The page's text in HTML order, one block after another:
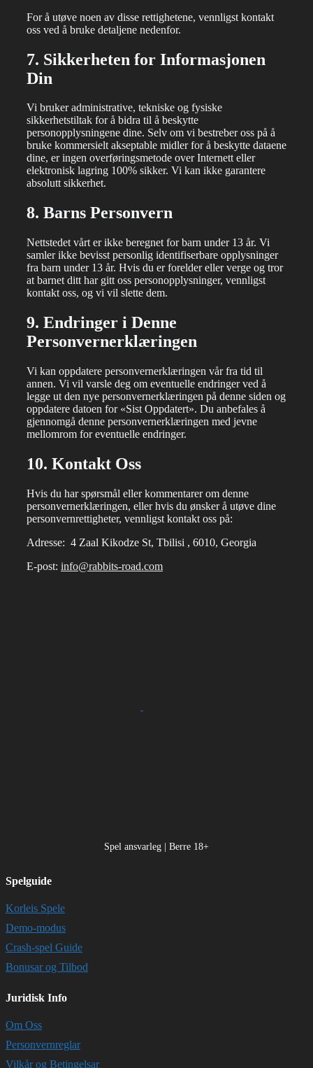
For å utøve noen av disse rettighetene, vennligst kontakt
oss ved å bruke detaljene nedenfor.
7. Sikkerheten for Informasjonen
Din
Vi bruker administrative, tekniske og fysiske
sikkerhetstiltak for å bidra til å beskytte
personopplysningene dine. Selv om vi bestreber oss på å
bruke kommersielt akseptable midler for å beskytte dataene
dine, er ingen overføringsmetode over Internett eller
elektronisk lagring 100% sikker. Vi kan ikke garantere
absolutt sikkerhet.
8. Barns Personvern
Nettstedet vårt er ikke beregnet for barn under 13 år. Vi
samler ikke bevisst personlig identifiserbare opplysninger
fra barn under 13 år. Hvis du er forelder eller verge og tror
at barnet ditt har gitt oss personopplysninger, vennligst
kontakt oss, og vi vil slette dem.
9. Endringer i Denne
Personvernerklæringen
Vi kan oppdatere personvernerklæringen vår fra tid til
annen. Vi vil varsle deg om eventuelle endringer ved å
legge ut den nye personvernerklæringen på denne siden og
oppdatere datoen for «Sist Oppdatert». Du anbefales å
gjennomgå denne personvernerklæringen med jevne
mellomrom for eventuelle endringer.
10. Kontakt Oss
Hvis du har spørsmål eller kommentarer om denne
personvernerklæringen, eller hvis du ønsker å utøve dine
personvernrettigheter, vennligst kontakt oss på:
Adresse: 4 Zaal Kikodze St, Tbilisi , 6010, Georgia
E-post: info@rabbits-road.com
Spel ansvarleg | Berre 18+
Spelguide
Korleis Spele
Demo-modus
Crash-spel Guide
Bonusar og Tilbod
Juridisk Info
Om Oss
Personvernreglar
Vilkår og Betingelsar